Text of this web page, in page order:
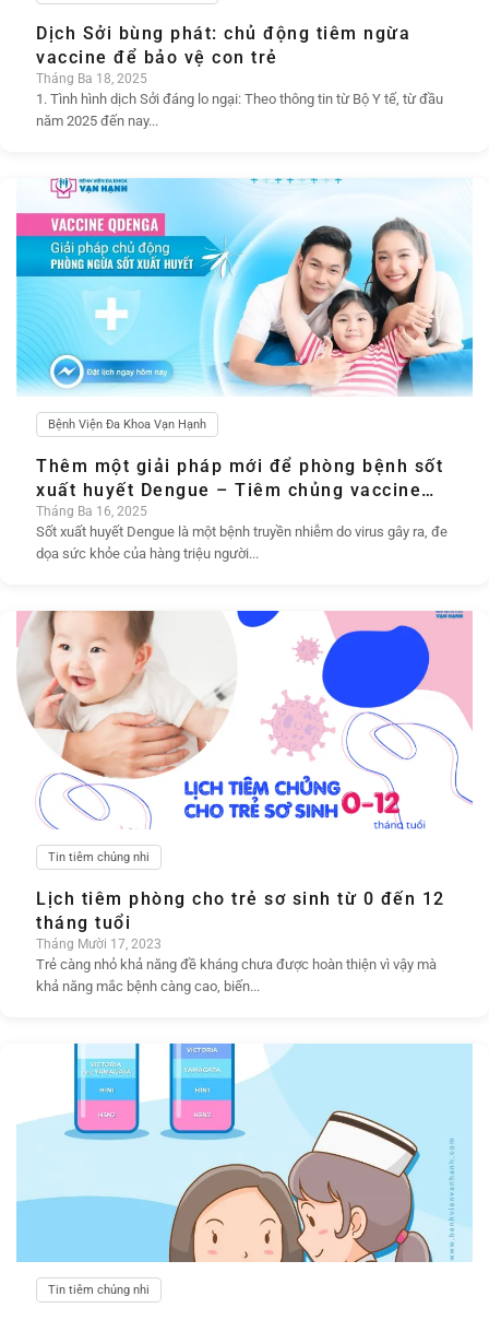
Dịch Sởi bùng phát: chủ động tiêm ngừa
vaccine để bảo vệ con trẻ
Tháng Ba 18, 2025
1. Tình hình dịch Sởi đáng lo ngại: Theo thông tin từ Bộ Y tế, từ đầu
năm 2025 đến nay...
Bệnh Viện Đa Khoa Vạn Hạnh
Thêm một giải pháp mới để phòng bệnh sốt
xuất huyết Dengue – Tiêm chủng vaccine
Qdenga
Tháng Ba 16, 2025
Sốt xuất huyết Dengue là một bệnh truyền nhiễm do virus gây ra, đe
dọa sức khỏe của hàng triệu người...
Tin tiêm chủng nhi
Lịch tiêm phòng cho trẻ sơ sinh từ 0 đến 12
tháng tuổi
Tháng Mười 17, 2023
Trẻ càng nhỏ khả năng đề kháng chưa được hoàn thiện vì vậy mà
khả năng mắc bệnh càng cao, biến...
Tin tiêm chủng nhi